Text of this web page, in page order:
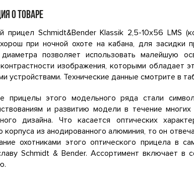
О ТОВАРЕ
прицел Schmidt&Bender Klassik 2,5-10x56 LMS
при ночной охоте на кабана, для засидки
позволяет использовать малейшую
изображения, которыми обладает
устройствами. Технические данные смотрите в
прицелы этого модельного ряда стали
и развитию модели в течение
дизайна. Что касается оптических
корпуса из анодированного алюминия, то он
охотниками этого оптического прицела в
Schmidt & Bender. Ассортимент включает в